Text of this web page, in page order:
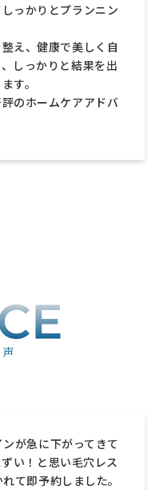
っかりとプランニン
え、健康で美しく自
しっかりと結果を出
す。
のホームケアアドバ
が急に下がってきて
い！と思い毛穴レス
て即予約しました。